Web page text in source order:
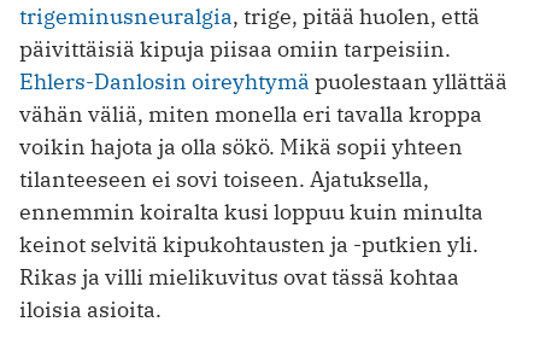
trigeminusneuralgia, trige, pitää huolen, että
päivittäisiä kipuja piisaa omiin tarpeisiin.
Ehlers-Danlosin oireyhtymä puolestaan yllättää
vähän väliä, miten monella eri tavalla kroppa
voikin hajota ja olla sökö. Mikä sopii yhteen
tilanteeseen ei sovi toiseen. Ajatuksella,
ennemmin koiralta kusi loppuu kuin minulta
keinot selvitä kipukohtausten ja -putkien yli.
Rikas ja villi mielikuvitus ovat tässä kohtaa
iloisia asioita.